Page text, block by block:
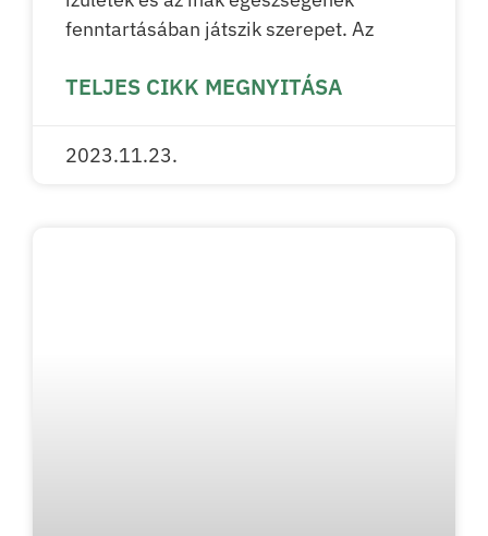
fenntartásában játszik szerepet. Az
TELJES CIKK MEGNYITÁSA
2023.11.23.